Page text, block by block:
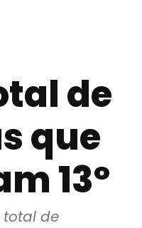
de
que
13º
total de